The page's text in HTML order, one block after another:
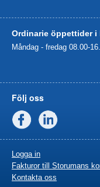
Ordinarie öppettider
Måndag - fredag 08.00-
Följ oss
Facebook
Logga in
Fakturor till Storumans
Kontakta oss